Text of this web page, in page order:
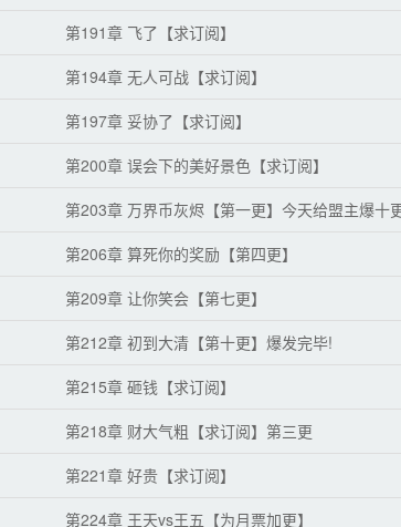
第191章 飞了【求订阅】
第194章 无人可战【求订阅】
第197章 妥协了【求订阅】
第200章 误会下的美好景色【求订阅】
第203章 万界币灰烬【第一更】今天给盟主爆十
第206章 算死你的奖励【第四更】
第209章 让你笑会【第七更】
第212章 初到大清【第十更】爆发完毕!
第215章 砸钱【求订阅】
第218章 财大气粗【求订阅】第三更
第221章 好贵【求订阅】
第224章 王天vs王五【为月票加更】